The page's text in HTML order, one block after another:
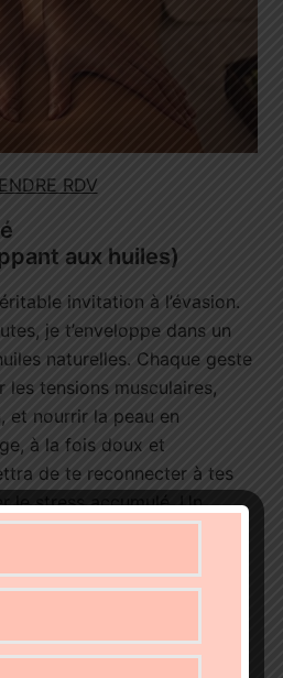
RDV
aux huiles)
invitation à l’évasion.
je t’enveloppe dans un
naturelles. Chaque geste
les tensions musculaires,
et nourrir la peau en
à la fois doux et
de te reconnecter à tes
le stress accumulé. Un
total.
– 90 min, prix: 110€